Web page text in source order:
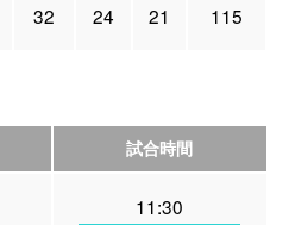
32 24 21 115
試合時間
11:30